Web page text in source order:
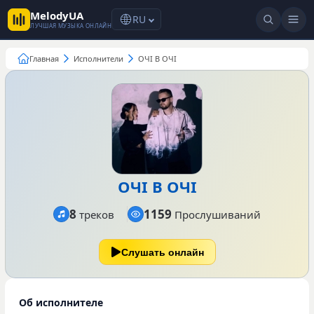
MelodyUA
ЛУЧШАЯ МУЗЫКА ОНЛАЙН RU
Главная Исполнители ОЧІ В ОЧІ
ОЧІ В ОЧІ
8 треков 1159 Прослушиваний
Слушать онлайн
Об исполнителе